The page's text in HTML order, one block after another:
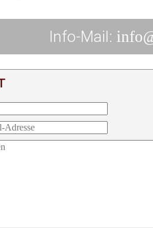
Info-Mail: